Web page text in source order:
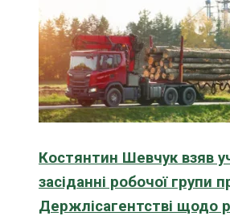
Костянтин Шевчук взяв
засіданні робочої групи
Держлісагентстві щодо